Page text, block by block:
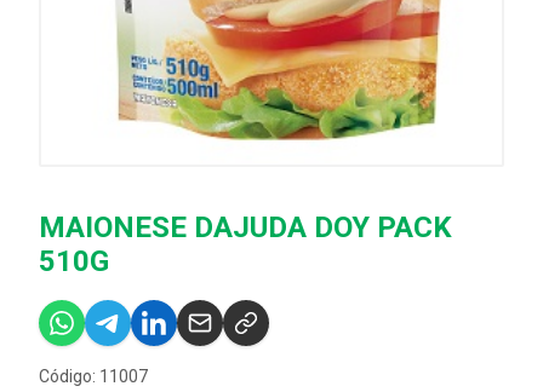
MAIONESE DAJUDA DOY PACK
510G
Código: 11007